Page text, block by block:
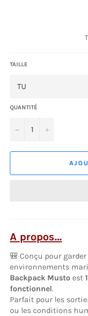
TAILLE
QUANTITÉ
− +
A propos...
🎒 Conçu pour
environnements
Backpack Musto est
fonctionnel.
Parfait pour les
ou les conditions